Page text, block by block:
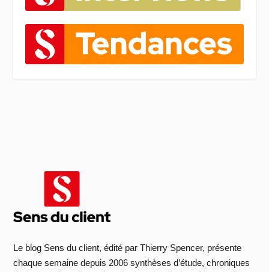
Le blog Sens du client, édité par Thierry Spencer, présente
chaque semaine depuis 2006 synthèses d’étude, chroniques